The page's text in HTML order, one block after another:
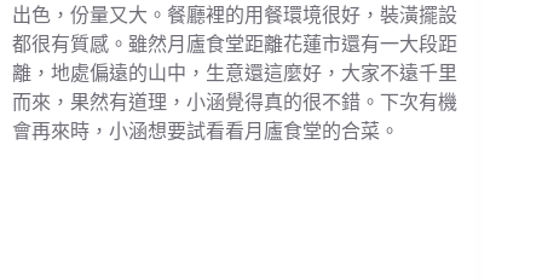
出色，份量又大。餐廳裡的用餐環境很好，裝潢擺設
都很有質感。雖然月廬食堂距離花蓮市還有一大段距
離，地處偏遠的山中，生意還這麼好，大家不遠千里
而來，果然有道理，小涵覺得真的很不錯。下次有機
會再來時，小涵想要試看看月廬食堂的合菜。